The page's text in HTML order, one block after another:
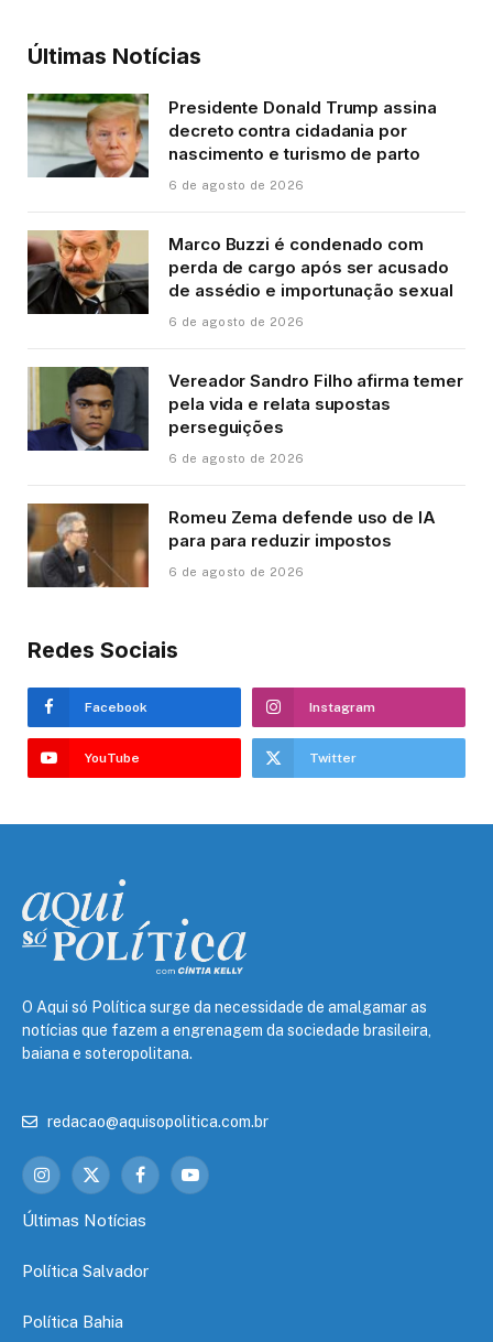
Últimas Notícias
Presidente Donald Trump assina
decreto contra cidadania por
nascimento e turismo de parto
6 de agosto de 2026
Marco Buzzi é condenado com
perda de cargo após ser acusado
de assédio e importunação sexual
6 de agosto de 2026
Vereador Sandro Filho afirma temer
pela vida e relata supostas
perseguições
6 de agosto de 2026
Romeu Zema defende uso de IA
para para reduzir impostos
6 de agosto de 2026
Redes Sociais
Facebook Instagram
YouTube Twitter
O Aqui só Política surge da necessidade de amalgamar as
notícias que fazem a engrenagem da sociedade brasileira,
baiana e soteropolitana.
redacao@aquisopolitica.com.br
Instagram
X
FacebookYouTube
Últimas Notícias
Política Salvador
Política Bahia